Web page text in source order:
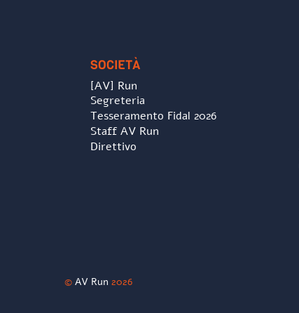
SOCIETÀ
[AV] Run
Segreteria
Tesseramento Fidal 2026
Staff AV Run
Direttivo
© AV Run 2026